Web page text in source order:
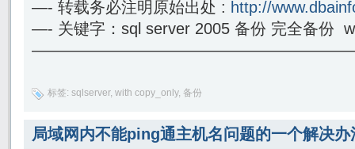
—- 转载务必注明原始出处 : http://
—- 关键字：sql server 2005 备份 完全备份
标签: sqlserver, with copy_only, 备份
局域网内不能ping通主机名问题的一个解决办